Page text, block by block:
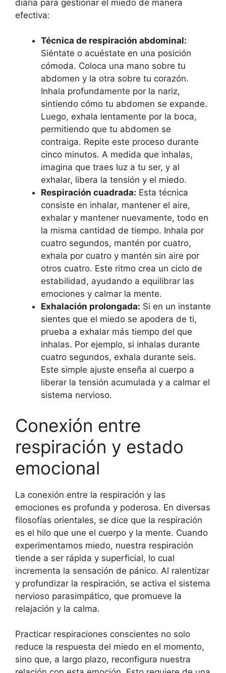
diaria para gestionar el miedo de manera
efectiva:
Técnica de respiración abdominal:
Siéntate o acuéstate en una posición
cómoda. Coloca una mano sobre tu
abdomen y la otra sobre tu corazón.
Inhala profundamente por la nariz,
sintiendo cómo tu abdomen se expande.
Luego, exhala lentamente por la boca,
permitiendo que tu abdomen se
contraiga. Repite este proceso durante
cinco minutos. A medida que inhalas,
imagina que traes luz a tu ser, y al
exhalar, libera la tensión y el miedo.
Respiración cuadrada: Esta técnica
consiste en inhalar, mantener el aire,
exhalar y mantener nuevamente, todo en
la misma cantidad de tiempo. Inhala por
cuatro segundos, mantén por cuatro,
exhala por cuatro y mantén sin aire por
otros cuatro. Este ritmo crea un ciclo de
estabilidad, ayudando a equilibrar las
emociones y calmar la mente.
Exhalación prolongada: Si en un instante
sientes que el miedo se apodera de ti,
prueba a exhalar más tiempo del que
inhalas. Por ejemplo, si inhalas durante
cuatro segundos, exhala durante seis.
Este simple ajuste enseña al cuerpo a
liberar la tensión acumulada y a calmar el
sistema nervioso.
Conexión entre
respiración y estado
emocional
La conexión entre la respiración y las
emociones es profunda y poderosa. En diversas
filosofías orientales, se dice que la respiración
es el hilo que une el cuerpo y la mente. Cuando
experimentamos miedo, nuestra respiración
tiende a ser rápida y superficial, lo cual
incrementa la sensación de pánico. Al ralentizar
y profundizar la respiración, se activa el sistema
nervioso parasimpático, que promueve la
relajación y la calma.
Practicar respiraciones conscientes no solo
reduce la respuesta del miedo en el momento,
sino que, a largo plazo, reconfigura nuestra